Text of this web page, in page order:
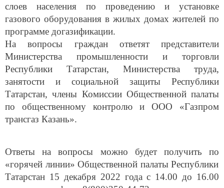
слоев населения по проведению и установке
газового оборудования в жилых домах жителей по
программе догазификации.
На вопросы граждан ответят представители
Министерства промышленности и торговли
Республики Татарстан, Министерства труда,
занятости и социальной защиты Республики
Татарстан, члены Комиссии Общественной палаты
по общественному контролю и ООО «Газпром
трансгаз Казань».
Ответы навопросы можно будет получить по
«горячей линии» Общественной палаты Республики
Татарстан 15 декабря 2022 года с 14.00 до 16.00